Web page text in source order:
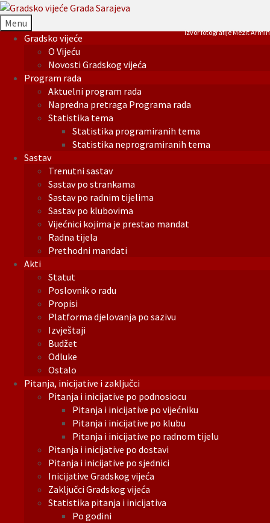
Menu
Gradsko vijeće
O Vijeću
Novosti Gradskog vijeća
Program rada
Aktuelni program rada
Napredna pretraga Programa rada
Statistika tema
Statistika programiranih tema
Statistika neprogramiranih tema
Sastav
Trenutni sastav
Sastav po strankama
Sastav po radnim tijelima
Sastav po klubovima
Vijećnici kojima je prestao mandat
Radna tijela
Prethodni mandati
Akti
Statut
Poslovnik o radu
Propisi
Platforma djelovanja po sazivu
Izvještaji
Budžet
Odluke
Ostalo
Pitanja, inicijative i zaključci
Pitanja i inicijative po podnosiocu
Pitanja i inicijative po vijećniku
Pitanja i inicijative po klubu
Pitanja i inicijative po radnom tijelu
Pitanja i inicijative po dostavi
Pitanja i inicijative po sjednici
Inicijative Gradskog vijeća
Zaključci Gradskog vijeća
Statistika pitanja i inicijativa
Po godini
Izvor fotografije Mezit Armin